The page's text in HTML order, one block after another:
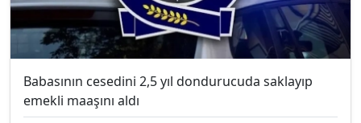
Babasının cesedini 2,5 yıl dondurucuda saklayıp
emekli maaşını aldı